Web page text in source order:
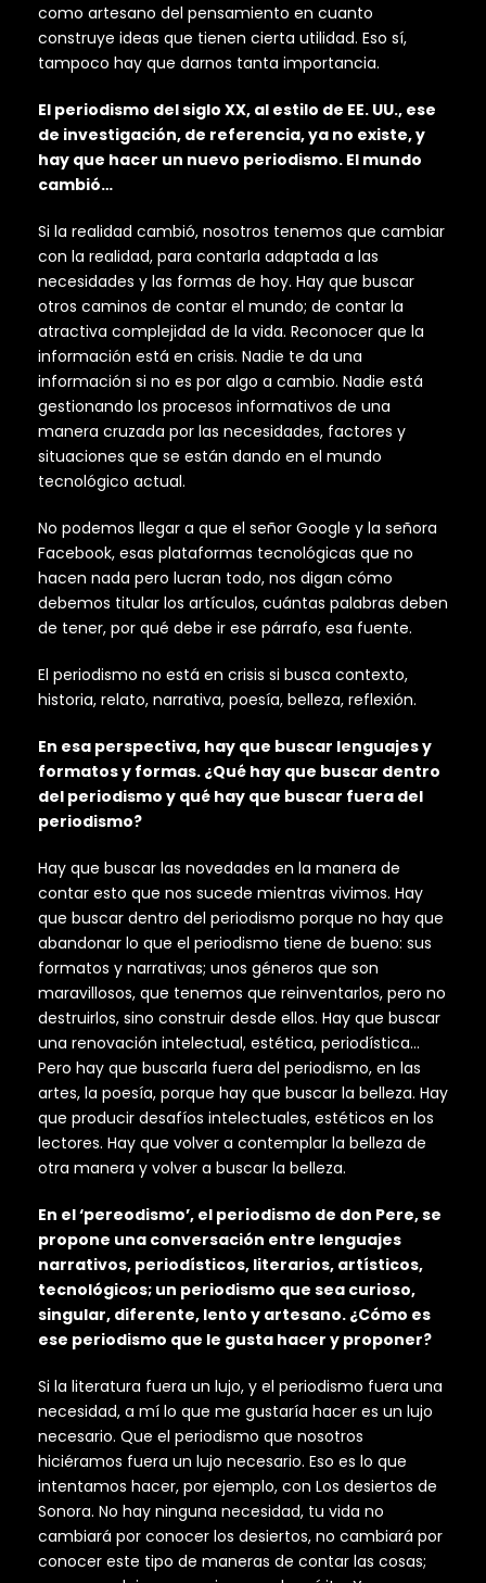
como artesano del pensamiento en cuanto
construye ideas que tienen cierta utilidad. Eso sí,
tampoco hay que darnos tanta importancia.
El periodismo del siglo XX, al estilo de EE. UU., ese
de investigación, de referencia, ya no existe, y
hay que hacer un nuevo periodismo. El mundo
cambió…
Si la realidad cambió, nosotros tenemos que cambiar
con la realidad, para contarla adaptada a las
necesidades y las formas de hoy. Hay que buscar
otros caminos de contar el mundo; de contar la
atractiva complejidad de la vida. Reconocer que la
información está en crisis. Nadie te da una
información si no es por algo a cambio. Nadie está
gestionando los procesos informativos de una
manera cruzada por las necesidades, factores y
situaciones que se están dando en el mundo
tecnológico actual.
No podemos llegar a que el señor Google y la señora
Facebook, esas plataformas tecnológicas que no
hacen nada pero lucran todo, nos digan cómo
debemos titular los artículos, cuántas palabras deben
de tener, por qué debe ir ese párrafo, esa fuente.
El periodismo no está en crisis si busca contexto,
historia, relato, narrativa, poesía, belleza, reflexión.
En esa perspectiva, hay que buscar lenguajes y
formatos y formas. ¿Qué hay que buscar dentro
del periodismo y qué hay que buscar fuera del
periodismo?
Hay que buscar las novedades en la manera de
contar esto que nos sucede mientras vivimos. Hay
que buscar dentro del periodismo porque no hay que
abandonar lo que el periodismo tiene de bueno: sus
formatos y narrativas; unos géneros que son
maravillosos, que tenemos que reinventarlos, pero no
destruirlos, sino construir desde ellos. Hay que buscar
una renovación intelectual, estética, periodística…
Pero hay que buscarla fuera del periodismo, en las
artes, la poesía, porque hay que buscar la belleza. Hay
que producir desafíos intelectuales, estéticos en los
lectores. Hay que volver a contemplar la belleza de
otra manera y volver a buscar la belleza.
En el ‘pereodismo’, el periodismo de don Pere, se
propone una conversación entre lenguajes
narrativos, periodísticos, literarios, artísticos,
tecnológicos; un periodismo que sea curioso,
singular, diferente, lento y artesano. ¿Cómo es
ese periodismo que le gusta hacer y proponer?
Si la literatura fuera un lujo, y el periodismo fuera una
necesidad, a mí lo que me gustaría hacer es un lujo
necesario. Que el periodismo que nosotros
hiciéramos fuera un lujo necesario. Eso es lo que
intentamos hacer, por ejemplo, con Los desiertos de
Sonora. No hay ninguna necesidad, tu vida no
cambiará por conocer los desiertos, no cambiará por
conocer este tipo de maneras de contar las cosas;